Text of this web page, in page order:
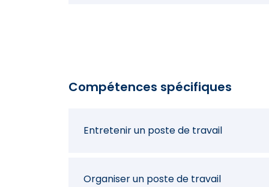
Démarrer la machine ou
Contrôler un dispositif de sécurité
Compétences spécifiques
Entretenir un poste de travail
Organiser un poste de travail